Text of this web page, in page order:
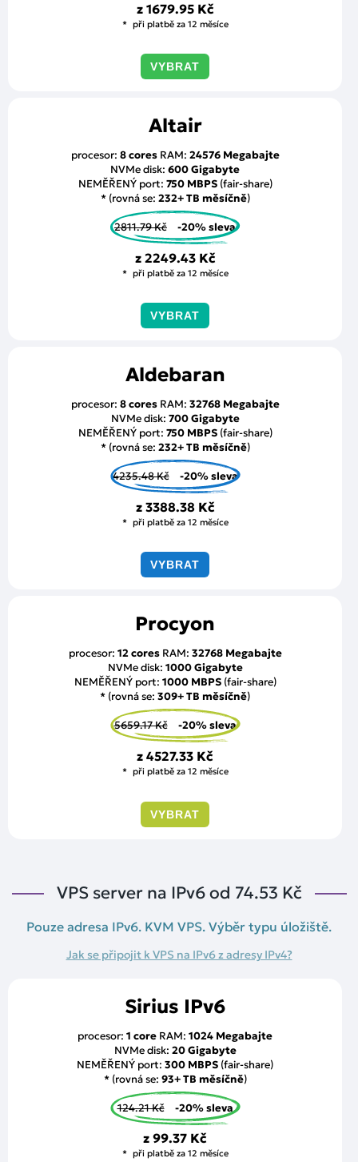
z 1679.95 Kč
při platbě za 12 měsíce
VYBRAT
Altair
procesor: 8 coresRAM: 24576 Megabajte
NVMe disk: 600 Gigabyte
NEMĚŘENÝ port: 750 MBPS(fair-share)
* (rovná se: 232+ TB měsíčně)
2811.79 Kč -20% sleva
z 2249.43 Kč
při platbě za 12 měsíce
VYBRAT
Aldebaran
procesor: 8 coresRAM: 32768 Megabajte
NVMe disk: 700 Gigabyte
NEMĚŘENÝ port: 750 MBPS(fair-share)
* (rovná se: 232+ TB měsíčně)
4235.48 Kč -20% sleva
z 3388.38 Kč
při platbě za 12 měsíce
VYBRAT
Procyon
procesor: 12 coresRAM: 32768 Megabajte
NVMe disk: 1000 Gigabyte
NEMĚŘENÝ port: 1000 MBPS(fair-share)
* (rovná se: 309+ TB měsíčně)
5659.17 Kč -20% sleva
z 4527.33 Kč
při platbě za 12 měsíce
VYBRAT
VPS server na IPv6 od 74.53 Kč
Pouze adresa IPv6. KVM VPS. Výběr typu úložiště.
Jak se připojit k VPS na IPv6 z adresy IPv4?
Sirius IPv6
procesor: 1 core RAM: 1024 Megabajte
NVMe disk: 20 Gigabyte
NEMĚŘENÝ port: 300 MBPS (fair-share)
* (rovná se: 93+ TB měsíčně)
124.21 Kč -20% sleva
z 99.37 Kč
při platbě za 12 měsíce